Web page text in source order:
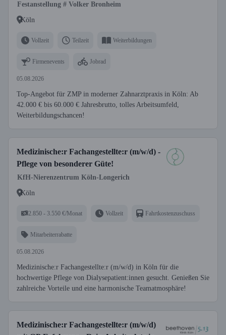
Festanstellung # Volker Bronheim
Köln
Vollzeit Teilzeit Weiterbildungen
Firmenevents Jobrad
05.08.2026
Top-Angebot für ZMP in moderner Zahnarztpraxis in Köln: Ab
42.000 € bis 60.000 € Jahresbrutto, tolles Arbeitsumfeld,
Weiterbildungschancen!
Medizinische:r Fachangestellte:r (m/w/d) -
Pflege von besonderer Güte!
KfH-Nierenzentrum Köln-Longerich
Köln
2.850 - 3.550 €/Monat Vollzeit Fahrtkostenzuschuss
Mitarbeiterrabatte
05.08.2026
Medizinische:r Fachangestellte:r (m/w/d) in Köln für die
hochwertige Pflege von Dialysepatient:innen gesucht. Genießen Sie
zahlreiche Vorteile und eine harmonische Teamatmosphäre!
Medizinische:r Fachangestellte:r (m/w/d)